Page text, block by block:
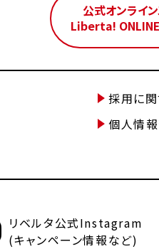
公式オンライ
Liberta!
採用に
個人情
リベルタ公式Instagram
(キャンペーン情報など)